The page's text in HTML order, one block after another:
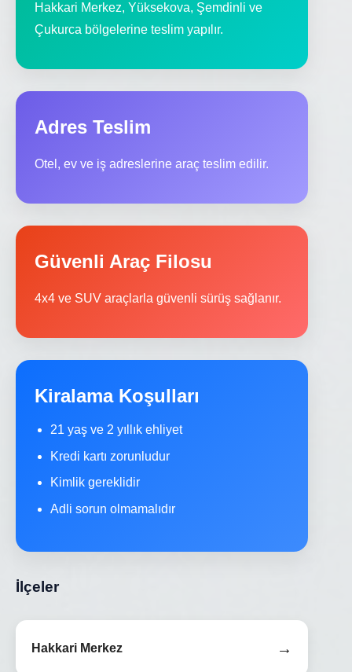
Hakkari Merkez, Yüksekova, Şemdinli ve
Çukurca bölgelerine teslim yapılır.
Adres Teslim
Otel, ev ve iş adreslerine araç teslim edilir.
Güvenli Araç Filosu
4x4 ve SUV araçlarla güvenli sürüş sağlanır.
Kiralama Koşulları
21 yaş ve 2 yıllık ehliyet
Kredi kartı zorunludur
Kimlik gereklidir
Adli sorun olmamalıdır
İlçeler
Hakkari Merkez →